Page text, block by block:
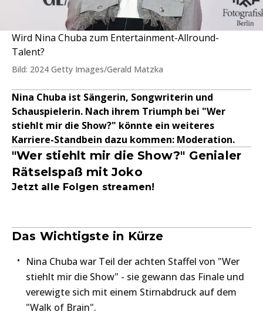
Wird Nina Chuba zum Entertainment-Allround-
Talent?
Bild: 2024 Getty Images/Gerald Matzka
Nina Chuba ist Sängerin, Songwriterin und
Schauspielerin. Nach ihrem Triumph bei "Wer
stiehlt mir die Show?" könnte ein weiteres
Karriere-Standbein dazu kommen: Moderation.
"Wer stiehlt mir die Show?" Genialer
Rätselspaß mit Joko
Jetzt alle Folgen streamen!
Das Wichtigste in Kürze
Nina Chuba war Teil der achten Staffel von "Wer
stiehlt mir die Show" - sie gewann das Finale und
verewigte sich mit einem Stirnabdruck auf dem
"Walk of Brain".